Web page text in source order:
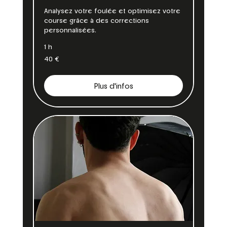
Analysez votre foulée et optimisez votre
course grâce à des corrections
personnalisées.
1 h
euros
40 €
Plus d'infos